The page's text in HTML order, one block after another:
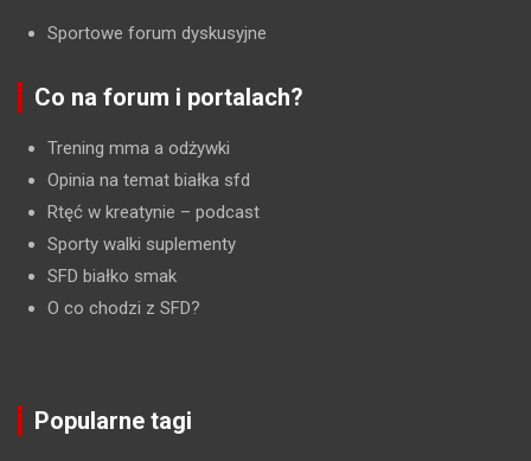
Sportowe forum dyskusyjne
Co na forum i portalach?
Trening mma a odżywki
Opinia na temat białka sfd
Rtęć w kreatynie – podcast
Sporty walki suplementy
SFD białko smak
O co chodzi z SFD?
Popularne tagi